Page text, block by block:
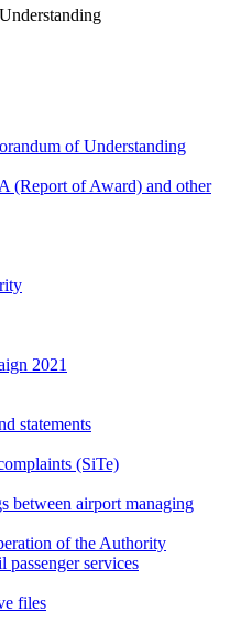
of Understanding
(Report of Award) and other
2021
statements
(SiTe)
between airport managing
of the Authority
services
files